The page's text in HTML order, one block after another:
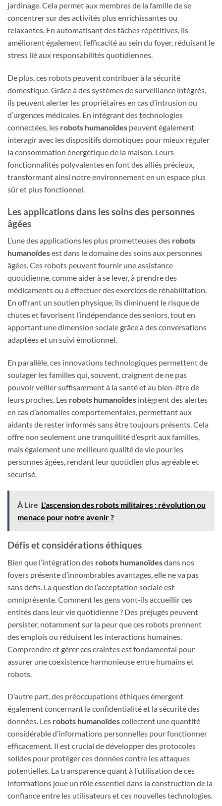
jardinage. Cela permet aux membres de la famille de se
concentrer sur des activités plus enrichissantes ou
relaxantes. En automatisant des tâches répétitives, ils
améliorent également l’efficacité au sein du foyer, réduisant le
stress lié aux responsabilités quotidiennes.
De plus, ces robots peuvent contribuer à la sécurité
domestique. Grâce à des systèmes de surveillance intégrés,
ils peuvent alerter les propriétaires en cas d’intrusion ou
d’urgences médicales. En intégrant des technologies
connectées, les robots humanoïdes peuvent également
interagir avec les dispositifs domotiques pour mieux réguler
la consommation énergétique de la maison. Leurs
fonctionnalités polyvalentes en font des alliés précieux,
transformant ainsi notre environnement en un espace plus
sûr et plus fonctionnel.
Les applications dans les soins des personnes
âgées
L’une des applications les plus prometteuses des robots
humanoïdesest dans le domaine des soins aux personnes
âgées. Ces robots peuvent fournir une assistance
quotidienne, comme aider à se lever, à prendre des
médicaments ou à effectuer des exercices de réhabilitation.
En offrant un soutien physique, ils diminuent le risque de
chutes et favorisent l’indépendance des seniors, tout en
apportant une dimension sociale grâce à des conversations
adaptées et un suivi émotionnel.
En parallèle, ces innovations technologiques permettent de
soulager les familles qui, souvent, craignent de ne pas
pouvoir veiller suffisamment à la santé et au bien-être de
leurs proches. Les robots humanoïdes intègrent des alertes
en cas d’anomalies comportementales, permettant aux
aidants de rester informés sans être toujours présents. Cela
offre non seulement une tranquillité d’esprit aux familles,
mais également une meilleure qualité de vie pour les
personnes âgées, rendant leur quotidien plus agréable et
sécurisé.
À Lire L'ascension des robots militaires : révolution ou
menace pour notre avenir ?
Défis et considérations éthiques
Bien que l’intégration des robots humanoïdesdans nos
foyers présente d’innombrables avantages, elle ne va pas
sans défis. La question de l’acceptation sociale est
omniprésente. Comment les gens vont-ils accueillir ces
entités dans leur vie quotidienne ? Des préjugés peuvent
persister, notamment sur la peur que ces robots prennent
des emplois ou réduisent les interactions humaines.
Comprendre et gérer ces craintes est fondamental pour
assurer une coexistence harmonieuse entre humains et
robots.
D’autre part, des préoccupations éthiques émergent
également concernant la confidentialité et la sécurité des
données. Les robots humanoïdescollectent une quantité
considérable d’informations personnelles pour fonctionner
efficacement. Il est crucial de développer des protocoles
solides pour protéger ces données contre les attaques
potentielles. La transparence quant à l’utilisation de ces
informations joue un rôle essentiel dans la construction de la
confiance entre les utilisateurs et ces nouvelles technologies.